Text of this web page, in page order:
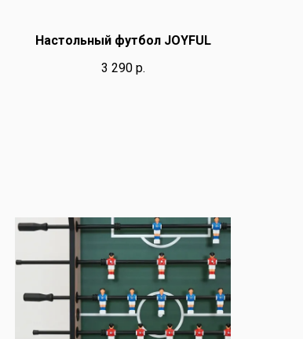
Настольный футбол JOYFUL
3 290 р.